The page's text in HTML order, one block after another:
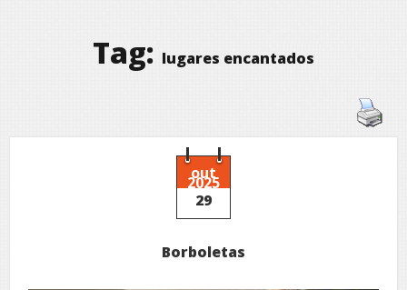
Tag: lugares encantados
out
2025
29
Borboletas